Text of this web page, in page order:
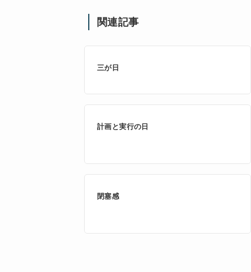
関連記事
三が日
計画と実行の日
閉塞感